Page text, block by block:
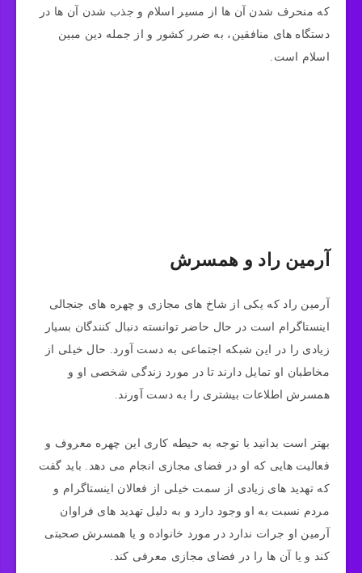
که منحرف شدن آن ها از مسیر اسلام و جذب شدن آن ها در
دستگاه های منافقین، به ضرر کشور و از جمله دین مبین
اسلام است.
آرمین راد و همسرش
آرمین راد که یکی از شاخ‌ های مجازی و چهره های جنجالی
اینستاگرام است در حال حاضر توانسته دنبال کنندگان بسیار
زیادی را در این شبکه اجتماعی به دست آورد. حال خیلی از
مخاطبان او تمایل دارند تا در مورد زندگی شخصی او و
همسرش اطلاعات بیشتری را به دست آورند.
بهتر است بدانید با توجه به حیطه کاری این چهره معروف و
فعالیت‌ هایی که او در فضای مجازی انجام می‌ دهد. باید گفت
که تهدید های زیادی از سمت خیلی از فعالان اینستاگرام و
مردم نسبت به او وجود دارد و به دلیل تهدید های فراوان
آرمین او جرات ندارد در مورد خانواده و یا همسرش صحبتی
کند و یا آن ها را در فضای مجازی معرفی کند.